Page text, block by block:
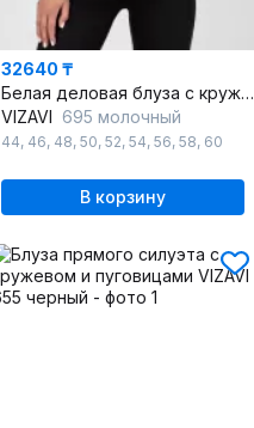
32640 ₸
Белая деловая блуза с кружевами и рюшей
VIZAVI 695 молочный
44, 46, 48, 50, 52, 54, 56, 58, 60
В корзину